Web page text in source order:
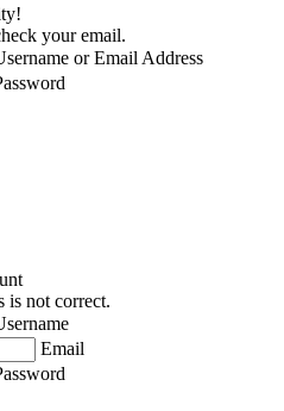
your email.
or Email Address
is not correct.
Email